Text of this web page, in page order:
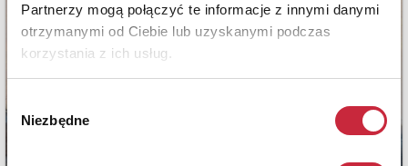
Partnerzy mogą połączyć te informacje z innymi danymi
otrzymanymi od Ciebie lub uzyskanymi podczas
korzystania z ich usług.
zgody
Niezbędne